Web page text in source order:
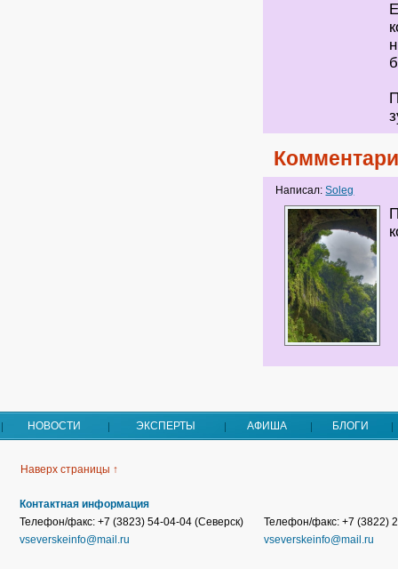
Написал:Soleg
НОВОСТИ ЭКСПЕРТЫ АФИША БЛОГИ
Наверх страницы ↑
Контактная информация
Телефон/факс: +7 (3823) 54-04-04 (Северск)
vseverskeinfo@mail.ru
Телефон/факс: +7 (3822)
vseverskeinfo@mail.ru